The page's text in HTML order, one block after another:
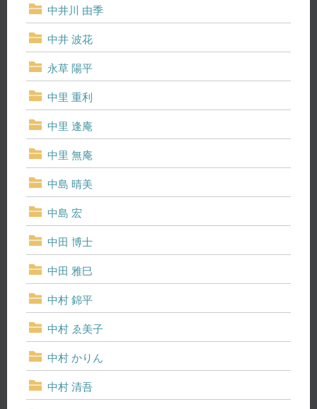
中井川 由季
中井 波花
永草 陽平
中里 重利
中里 逢庵
中里 無庵
中島 晴美
中島 宏
中田 博士
中田 雅巳
中村 錦平
中村 ゑ美子
中村 かりん
中村 清吾